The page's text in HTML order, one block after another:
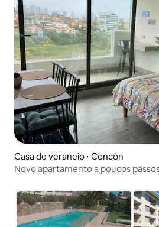
Casa de veraneio ⋅ Concón
Novo apartamento a poucos